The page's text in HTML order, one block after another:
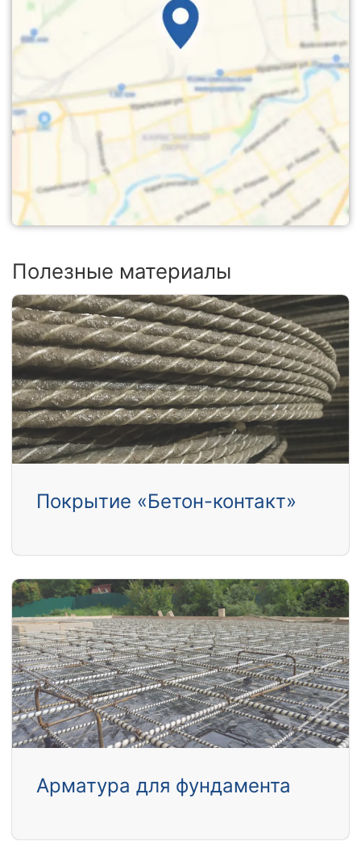
Полезные материалы
Покрытие «Бетон-контакт»
Арматура для фундамента